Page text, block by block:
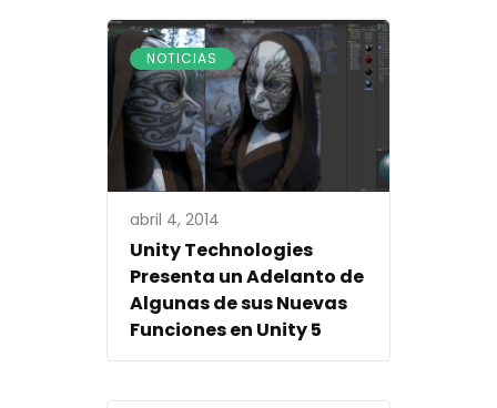
NOTICIAS
abril 4, 2014
Unity Technologies
Presenta un Adelanto de
Algunas de sus Nuevas
Funciones en Unity 5